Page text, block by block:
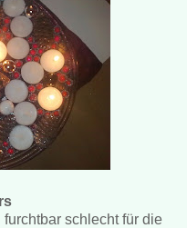
schlecht für die